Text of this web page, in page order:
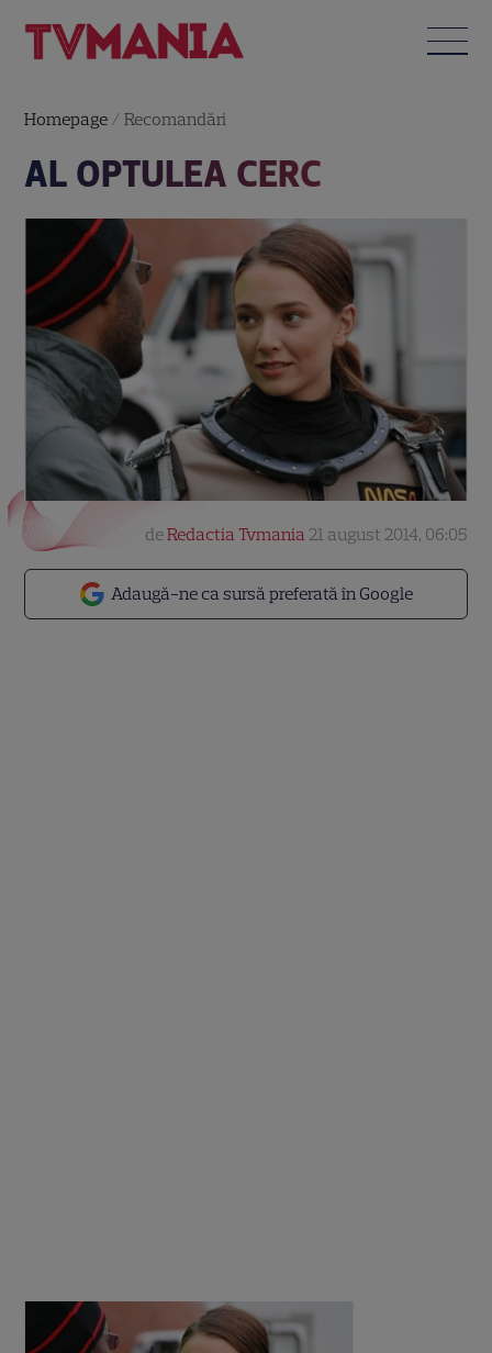
Homepage /Recomandări
AL OPTULEA CERC
Adaugă-ne ca sursă preferată în Google
deRedactia Tvmania 21 august 2014, 06:05